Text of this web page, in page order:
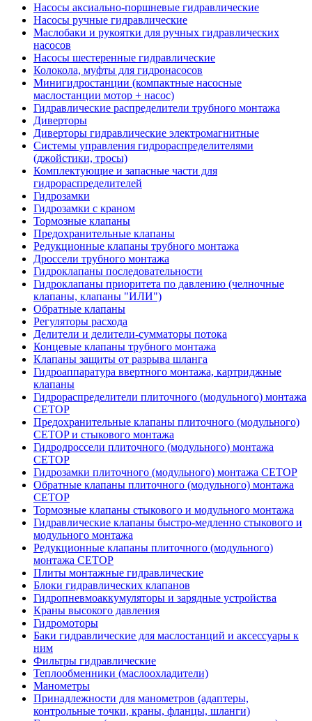
Насосы аксиально-поршневые гидравлические
Насосы ручные гидравлические
Маслобаки и рукоятки для ручных гидравлических
насосов
Насосы шестеренные гидравлические
Колокола, муфты для гидронасосов
Минигидростанции (компактные насосные
маслостанции мотор + насос)
Гидравлические распределители трубного монтажа
Диверторы
Диверторы гидравлические электромагнитные
Системы управления гидрораспределителями
(джойстики, тросы)
Комплектующие и запасные части для
гидрораспределителей
Гидрозамки
Гидрозамки с краном
Тормозные клапаны
Предохранительные клапаны
Редукционные клапаны трубного монтажа
Дроссели трубного монтажа
Гидроклапаны последовательности
Гидроклапаны приоритета по давлению (челночные
клапаны, клапаны "ИЛИ")
Обратные клапаны
Регуляторы расхода
Делители и делители-сумматоры потока
Концевые клапаны трубного монтажа
Клапаны защиты от разрыва шланга
Гидроаппаратура ввертного монтажа, картриджные
клапаны
Гидрораспределители плиточного (модульного) монтажa
CETOP
Предохранительные клапаны плиточного (модульного)
CETOP и стыкового монтажа
Гидродроссели плиточного (модульного) монтажа
CETOP
Гидрозамки плиточного (модульного) монтажа CETOP
Обратные клапаны плиточного (модульного) монтажа
CETOP
Тормозные клапаны стыкового и модульного монтажа
Гидравлические клапаны быстро-медленно стыкового и
модульного монтажа
Редукционные клапаны плиточного (модульного)
монтажа CETOP
Плиты монтажные гидравлические
Блоки гидравлических клапанов
Гидропневмоаккумуляторы и зарядные устройства
Краны высокого давления
Гидромоторы
Баки гидравлические для маслостанций и аксессуары к
ним
Фильтры гидравлические
Теплообменники (маслоохладители)
Манометры
Принадлежности для манометров (адаптеры,
контрольные точки, краны, фланцы, шланги)